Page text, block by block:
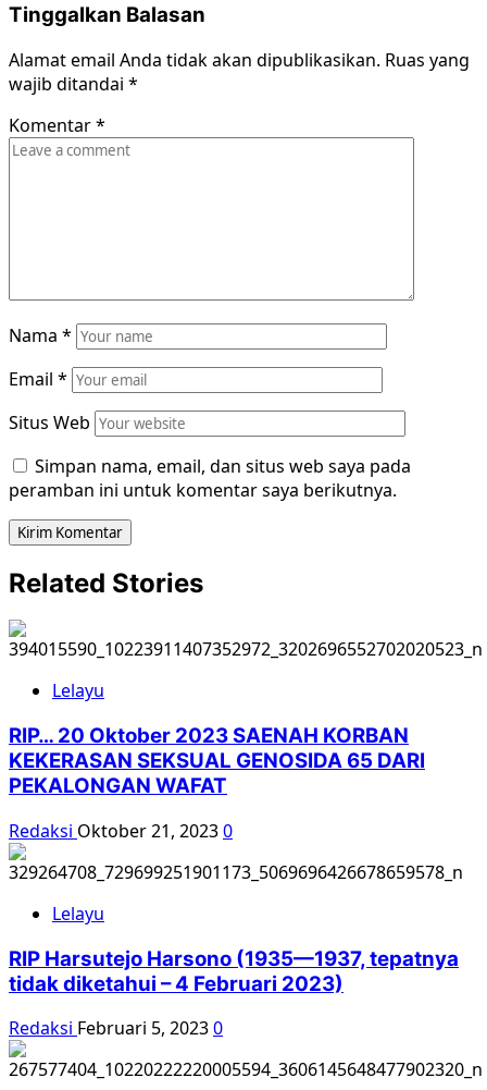
Tinggalkan Balasan
Alamat email Anda tidak akan dipublikasikan. Ruas yang
wajib ditandai *
Komentar*
Nama *
Email *
Situs Web
Simpan nama, email, dan situs web saya pada
peramban ini untuk komentar saya berikutnya.
Related Stories
Lelayu
RIP… 20 Oktober 2023 SAENAH KORBAN
KEKERASAN SEKSUAL GENOSIDA 65 DARI
PEKALONGAN WAFAT
Redaksi Oktober 21, 20230
Lelayu
RIP Harsutejo Harsono (1935—1937, tepatnya
tidak diketahui – 4 Februari 2023)
Redaksi Februari 5, 20230